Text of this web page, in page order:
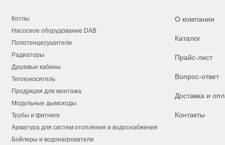
Котлы
Насосное оборудование DAB
Полотенцесушители
Радиаторы
Душевые кабины
Теплоноситель
Продукция для монтажа
Модульные дымоходы
Трубы и фитниги
Арматура для систем отопления и водоснабжения
Бойлеры и водонагреватели
О компании
Каталог
Прайс-лист
Вопрос-ответ
Доставка и
Контакты